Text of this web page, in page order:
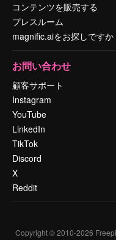
コンテンツを販売する
プレスルーム
magnific.aiをお探しですか
お問い合わせ
顧客サポート
Instagram
YouTube
LinkedIn
TikTok
Discord
X
Reddit
Copyright © 2010-2026